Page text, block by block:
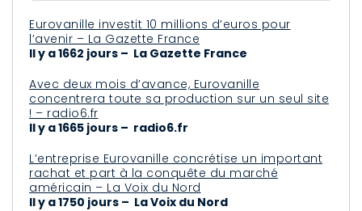
Eurovanille investit 10 millions d’euros pour
l’avenir – La Gazette France
Il y a 1662 jours – La Gazette France
Avec deux mois d’avance, Eurovanille
concentrera toute sa production sur un seul site
! – radio6.fr
Il y a 1665 jours – radio6.fr
L’entreprise Eurovanille concrétise un important
rachat et part à la conquête du marché
américain – La Voix du Nord
Il y a 1750 jours – La Voix du Nord